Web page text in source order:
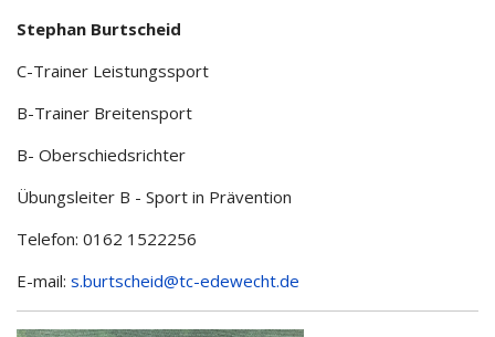
Stephan Burtscheid
C-Trainer Leistungssport
B-Trainer Breitensport
B- Oberschiedsrichter
Übungsleiter B - Sport in Prävention
Telefon: 0162 1522256
E-mail: s.burtscheid@tc-edewecht.de